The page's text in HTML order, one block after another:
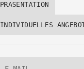
PRASENTATION
INDIVIDUELLES